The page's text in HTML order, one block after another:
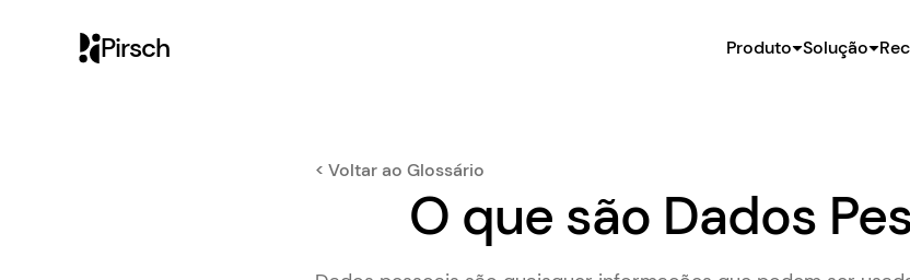
Pirsch Produto Solução
< Voltar ao Glossário
O que são Dados